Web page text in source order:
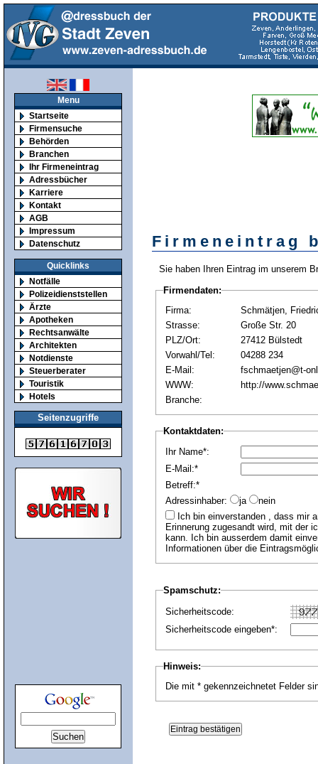
Menu
Startseite
Firmensuche
Behörden
Branchen
Ihr Firmeneintrag
Adressbücher
Karriere
Kontakt
AGB
Impressum
Datenschutz
Quicklinks
Notfälle
Polizeidienststellen
Ärzte
Apotheken
Rechtsanwälte
Architekten
Notdienste
Steuerberater
Touristik
Hotels
Seitenzugriffe
Firmeneintrag
Sie haben Ihren Eintrag im unserem
Firmendaten:
Firma:
Schmätjen,
Strasse:
Große Str. 20
PLZ/Ort:
27412 Bülstedt
Vorwahl/Tel:
04288 234
E-Mail:
fschmaetjen@t-
WWW:
http://
Branche:
Kontaktdaten:
Ihr Name*:
E-Mail:*
Betreff:*
Adressinhaber:
ja
nein
Ich bin einverstanden , dass mir an die angegebene E-Mail Adresse jährlich eine
Erinnerung zugesandt wird, mit der
kann. Ich bin ausserdem damit
Informationen über die
Spamschutz:
Sicherheitscode:
Sicherheitscode eingeben*:
Hinweis:
Die mit * gekennzeichnetet Felder